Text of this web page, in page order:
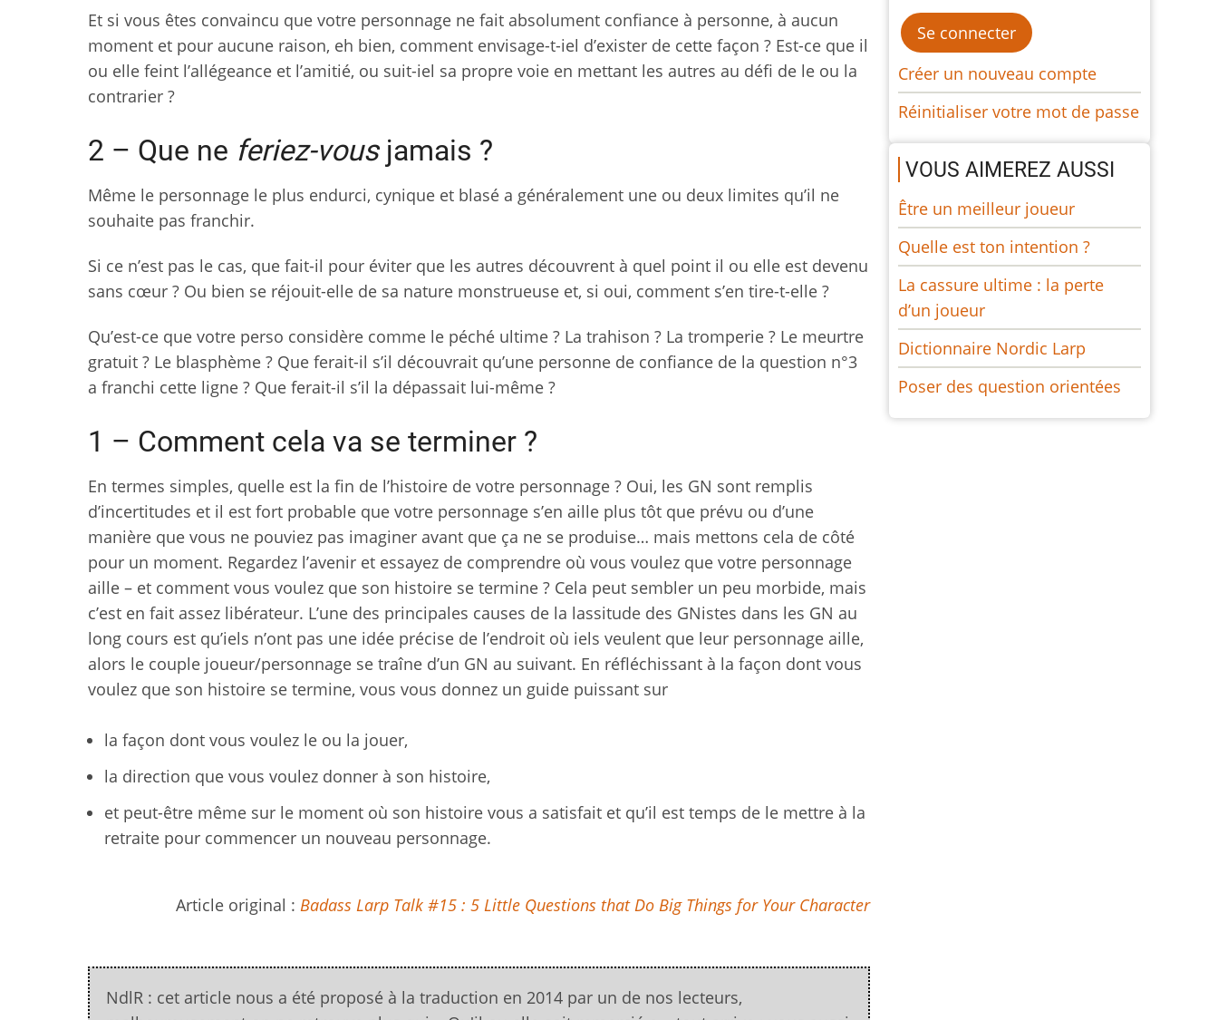
Et si vous êtes convaincu que votre personnage ne fait absolument confiance à personne, à aucun
moment et pour aucune raison, eh bien, comment envisage-t-iel d’exister de cette façon ? Est-ce que il
ou elle feint l’allégeance et l’amitié, ou suit-iel sa propre voie en mettant les autres au défi de le ou la
contrarier ?
2 – Que ne feriez-vous jamais ?
Même le personnage le plus endurci, cynique et blasé a généralement une ou deux limites qu’il ne
souhaite pas franchir.
Si ce n’est pas le cas, que fait-il pour éviter que les autres découvrent à quel point il ou elle est devenu
sans cœur ? Ou bien se réjouit-elle de sa nature monstrueuse et, si oui, comment s’en tire-t-elle ?
Qu’est-ce que votre perso considère comme le péché ultime ? La trahison ? La tromperie ? Le meurtre
gratuit ? Le blasphème ? Que ferait-il s’il découvrait qu’une personne de confiance de la question n°3
a franchi cette ligne ? Que ferait-il s’il la dépassait lui-même ?
1 – Comment cela va se terminer ?
En termes simples, quelle est la fin de l’histoire de votre personnage ? Oui, les GN sont remplis
d’incertitudes et il est fort probable que votre personnage s’en aille plus tôt que prévu ou d’une
manière que vous ne pouviez pas imaginer avant que ça ne se produise… mais mettons cela de côté
pour un moment. Regardez l’avenir et essayez de comprendre où vous voulez que votre personnage
aille – et comment vous voulez que son histoire se termine ? Cela peut sembler un peu morbide, mais
c’est en fait assez libérateur. L’une des principales causes de la lassitude des GNistes dans les GN au
long cours est qu’iels n’ont pas une idée précise de l’endroit où iels veulent que leur personnage aille,
alors le couple joueur/personnage se traîne d’un GN au suivant. En réfléchissant à la façon dont vous
voulez que son histoire se termine, vous vous donnez un guide puissant sur
la façon dont vous voulez le ou la jouer,
la direction que vous voulez donner à son histoire,
et peut-être même sur le moment où son histoire vous a satisfait et qu’il est temps de le mettre à la
retraite pour commencer un nouveau personnage.
Article original : Badass Larp Talk #15 : 5 Little Questions that Do Big Things for Your Character
NdlR : cet article nous a été proposé à la traduction en 2014 par un de nos lecteurs,
Créer un nouveau compte
Réinitialiser votre mot de passe
VOUS AIMEREZ AUSSI
Être un meilleur joueur
Quelle est ton intention ?
La cassure ultime : la perte
d’un joueur
Dictionnaire Nordic Larp
Poser des question orientées